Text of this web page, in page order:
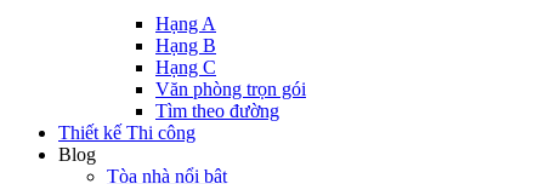
Hạng A
Hạng B
Hạng C
Văn phòng trọn gói
Tìm theo đường
Thiết kế Thi công
Blog
Tòa nhà nổi bật